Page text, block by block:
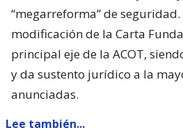
“megarreforma” de
modificación de la Carta
principal eje de la ACOT,
y da sustento jurídico a la
anunciadas.
Lee también...